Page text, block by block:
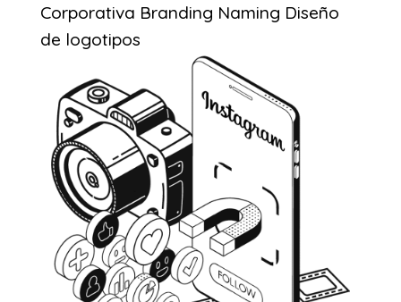
Corporativa Branding Naming Diseño
de logotipos